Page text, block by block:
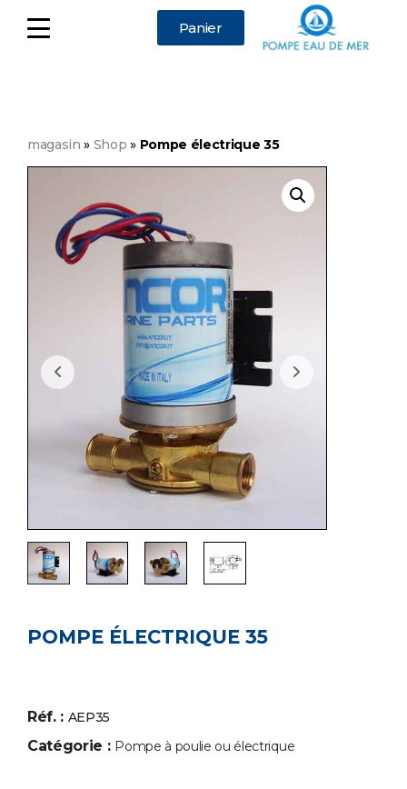
Panier
magasin » Shop » Pompe électrique 35
POMPE ÉLECTRIQUE 35
Réf. : AEP35
Catégorie : Pompe à poulie ou électrique